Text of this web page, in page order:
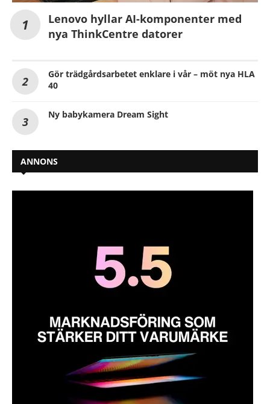
Lenovo hyllar AI-komponenter med
nya ThinkCentre datorer
Gör trädgårdsarbetet enklare i vår – möt nya HLA
40
Ny babykamera Dream Sight
ANNONS